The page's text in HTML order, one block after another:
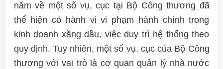
năm về một số vụ, cục tại Bộ Công thương đã
thể hiện có hành vi vi phạm hành chính trong
kinh doanh xăng dầu, việc duy trì hệ thống theo
quy định. Tuy nhiên, một số vụ, cục của Bộ Công
thương với vai trò là cơ quan quản lý nhà nước